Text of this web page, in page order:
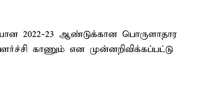
2022-23 ஆண்டுக்கான பொருளாதார
காணும் என முன்னறிவிக்கப்பட்டு